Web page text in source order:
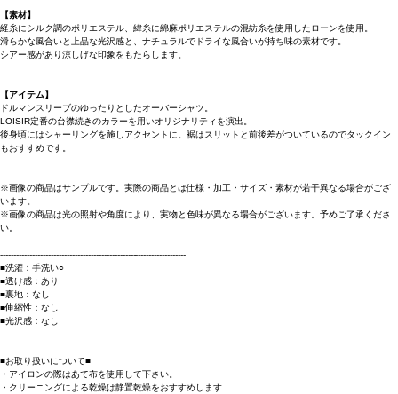
【素材】
経糸にシルク調のポリエステル、緯糸に綿麻ポリエステルの混紡糸を使用したローンを使用。
滑らかな風合いと上品な光沢感と、ナチュラルでドライな風合いが持ち味の素材です。
シアー感があり涼しげな印象をもたらします。
【アイテム】
ドルマンスリーブのゆったりとしたオーバーシャツ。
LOISIR定番の台襟続きのカラーを用いオリジナリティを演出。
後身頃にはシャーリングを施しアクセントに。裾はスリットと前後差がついているのでタックイン
もおすすめです。
※画像の商品はサンプルです。実際の商品とは仕様・加工・サイズ・素材が若干異なる場合がござ
います。
※画像の商品は光の照射や角度により、実物と色味が異なる場合がございます。予めご了承くださ
い。
----------------------------------------------------------------------
■洗濯：手洗い○
■透け感：あり
■裏地：なし
■伸縮性：なし
■光沢感：なし
----------------------------------------------------------------------
■お取り扱いについて■
・アイロンの際はあて布を使用して下さい。
・クリーニングによる乾燥は静置乾燥をおすすめします